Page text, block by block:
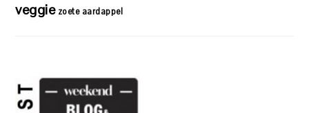
veggie zoete aardappel